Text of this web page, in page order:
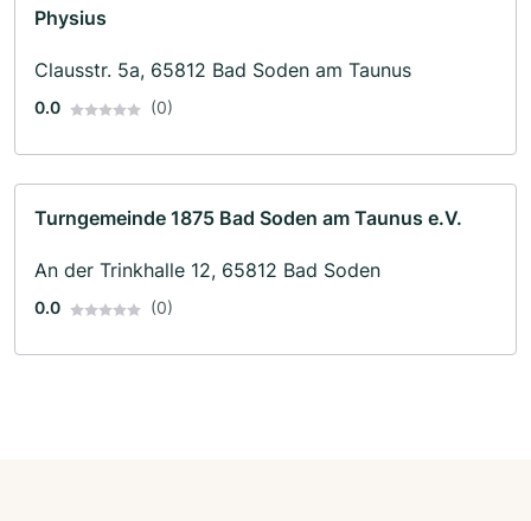
Physius
Clausstr. 5a, 65812 Bad Soden am Taunus
0.0 (0)
Turngemeinde 1875 Bad Soden am Taunus e.V.
An der Trinkhalle 12, 65812 Bad Soden
0.0 (0)